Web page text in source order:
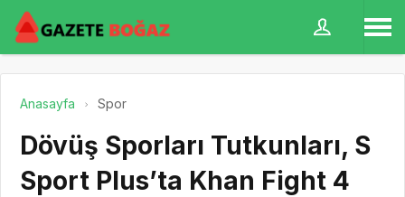
Anasayfa Spor
Dövüş Sporları Tutkunları, S
Sport Plus’ta Khan Fight 4